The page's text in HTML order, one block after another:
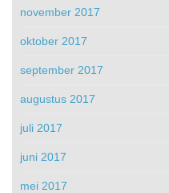
november 2017
oktober 2017
september 2017
augustus 2017
juli 2017
juni 2017
mei 2017